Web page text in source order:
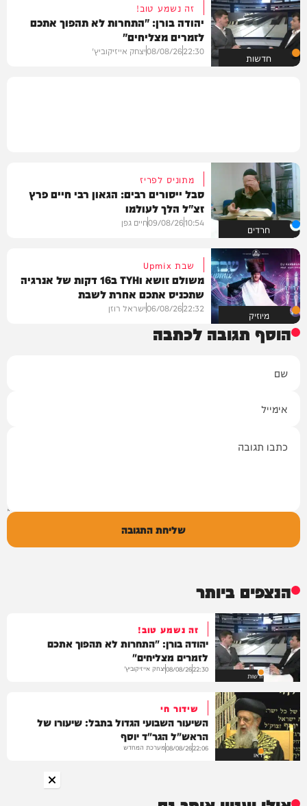
חדשות
זה נשמע טוב!
יהודה בורן: "התחרות לא תהפוך אתכם
לזמרים מצליחים"
22:30
08/08/26יצחק אייזיקוביץ'
חרדים
מתוניס לפריז
סבל ייסורים רבים: הגאון רבי חיים פרץ
זצ"ל הלך לעולמו
10:54
09/08/26חיים גפן
מיוזיק
שבת Upmix
משולם זושא וTYH ב16 דקות של אנרגיה
שתכניס אתכם אחרת לשבת
22:32
06/08/26ישראל רוזן
הוסף תגובה לכתבה
שליחת התגובה
הנצפים ביותר
חדשות
זה נשמע טוב!
יהודה בורן: "התחרות לא תהפוך אתכם
לזמרים מצליחים"
22:30
08/08/26יצחק אייזיקוביץ'
וידאו
שידור חי
השיעור השבועי הגדול בתבל: שיעורו של
הראש"ל הגר"ד יוסף
22:06
08/08/26מערכת המחדש